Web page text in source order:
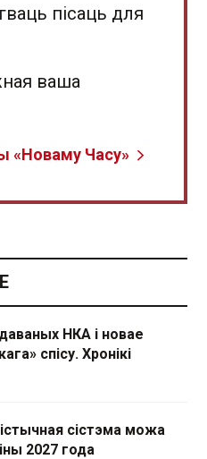
пісаць для
ваша
«Новаму Часу»
НКА і новае
спісу. Хронікі
сістэма можа
2027 года